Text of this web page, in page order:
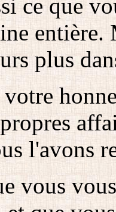
ce que
plus
l'avons
vous